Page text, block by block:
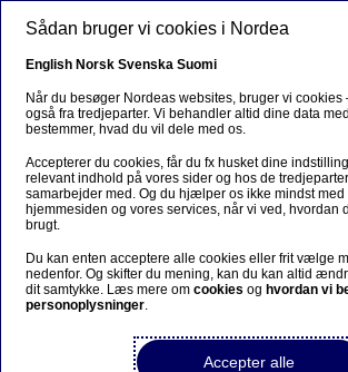
Gå til hovedindhold
Udelukkelse
Hjem Bæredygtighed
Ansvarlig
Investeringer
Udelukkelse
Udelukkelse er den sidste
Udelukkelse af et selskab fra vores
altid sidste udvej. Nordea Asset
dog ikke i selskaber, der fremstiller
våben, antipersonelminer, klyngebomber
Sådan bruger vi cookies i Nordea
English Norsk Svenska Suomi
Når du besøger Nordeas websites, bruger vi cookies
også fra tredjeparter. Vi behandler altid dine data
bestemmer, hvad du vil dele med os.
Accepterer du cookies, får du fx husket dine
relevant indhold på vores sider og hos de
samarbejder med. Og du hjælper os ikke mindst med
hjemmesiden og vores services, når vi ved, hvordan
brugt.
Du kan enten acceptere alle cookies eller frit vælge
nedenfor. Og skifter du mening, kan du kan altid
dit samtykke. Læs mere omcookies og hvordan vi
personoplysninger.
Accepter alle